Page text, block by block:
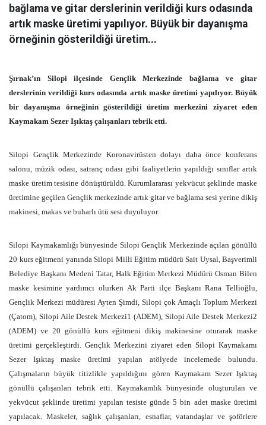
bağlama ve gitar derslerinin verildiği kurs odasında
artık maske üretimi yapılıyor. Büyük bir dayanışma
örneğinin gösterildiği üretim...
Şırnak’ın Silopi ilçesinde Gençlik Merkezinde bağlama ve gitar
derslerinin verildiği kurs odasında artık maske üretimi yapılıyor. Büyük
bir dayanışma örneğinin gösterildiği üretim merkezini ziyaret eden
Kaymakam Sezer Işıktaş çalışanları tebrik etti.
Silopi Gençlik Merkezinde Koronavirüsten dolayı daha önce konferans
salonu, müzik odası, satranç odası gibi faaliyetlerin yapıldığı sınıflar artık
maske üretim tesisine dönüştürüldü. Kurumlararası yekvücut şeklinde maske
üretimine geçilen Gençlik merkezinde artık gitar ve bağlama sesi yerine dikiş
makinesi, makas ve buharlı ütü sesi duyuluyor.
Silopi Kaymakamlığı bünyesinde Silopi Gençlik Merkezinde açılan gönüllü
20 kurs eğitmeni yanında Silopi Milli Eğitim müdürü Sait Uysal, Başverimli
Belediye Başkanı Medeni Tatar, Halk Eğitim Merkezi Müdürü Osman Bilen
maske kesimine yardımcı olurken Ak Parti ilçe Başkanı Rana Tellioğlu,
Gençlik Merkezi müdüresi Ayten Şimdi, Silopi çok Amaçlı Toplum Merkezi
(Çatom), Silopi Aile Destek Merkezi1 (ADEM), Silopi Aile Destek Merkezi2
(ADEM) ve 20 gönüllü kurs eğitmeni dikiş makinesine oturarak maske
üretimi gerçekleştirdi. Gençlik Merkezini ziyaret eden Silopi Kaymakamı
Sezer Işıktaş maske üretimi yapılan atölyede incelemede bulundu.
Çalışmaların büyük titizlikle yapıldığını gören Kaymakam Sezer Işıktaş
gönüllü çalışanları tebrik etti. Kaymakamlık bünyesinde oluşturulan ve
yekvücut şeklinde üretimi yapılan tesiste günde 5 bin adet maske üretimi
yapılacak. Maskeler, sağlık çalışanları, esnaflar, vatandaşlar ve şoförlere